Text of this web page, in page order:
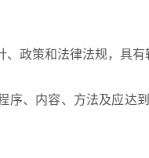
政策和法律法规，具有
、内容、方法及应达